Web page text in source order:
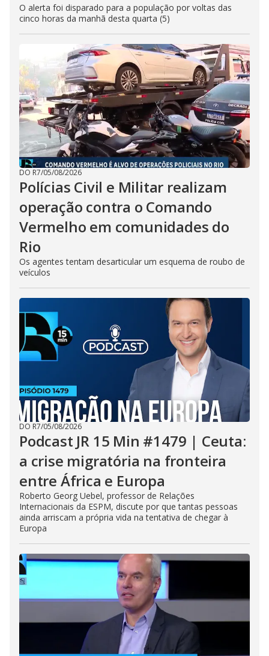
O alerta foi disparado para a população por voltas das
cinco horas da manhã desta quarta (5)
DO R7/05/08/2026
Polícias Civil e Militar realizam
operação contra o Comando
Vermelho em comunidades do
Rio
Os agentes tentam desarticular um esquema de roubo de
veículos
DO R7/05/08/2026
Podcast JR 15 Min #1479 | Ceuta:
a crise migratória na fronteira
entre África e Europa
Roberto Georg Uebel, professor de Relações
Internacionais da ESPM, discute por que tantas pessoas
ainda arriscam a própria vida na tentativa de chegar à
Europa